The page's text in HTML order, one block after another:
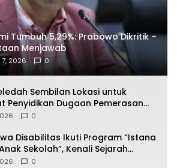
Tumbuh 5,29%: Prabowo Dikritik –
Menjawab
2026 0
Sembilan Lokasi untuk
Penyidikan Dugaan Pemerasan
Nonaktif
0
Disabilitas Ikuti Program “Istana
Sekolah”, Kenali Sejarah
dan Pemerintahan
0